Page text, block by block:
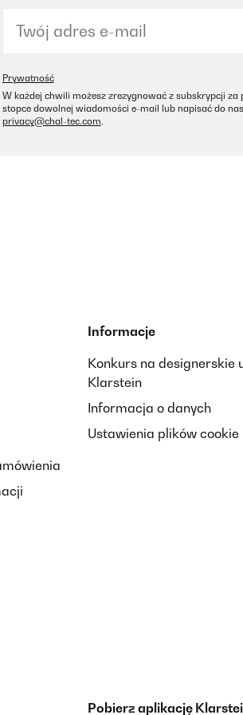
Prywatność
W każdej chwili możesz zrezygnować z subskrypcji za
stopce dowolnej wiadomości e-mail lub napisać do
privacy@chal-tec.com.
Informacje
Konkurs na designerskie
Klarstein
Informacja o danych
Ustawienia plików cookie
Pobierz aplikację